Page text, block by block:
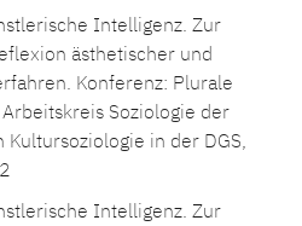
Intelligenz. Zur
ästhetischer und
Konferenz: Plurale
Soziologie der
Kultursoziologie in der DGS,
Intelligenz. Zur